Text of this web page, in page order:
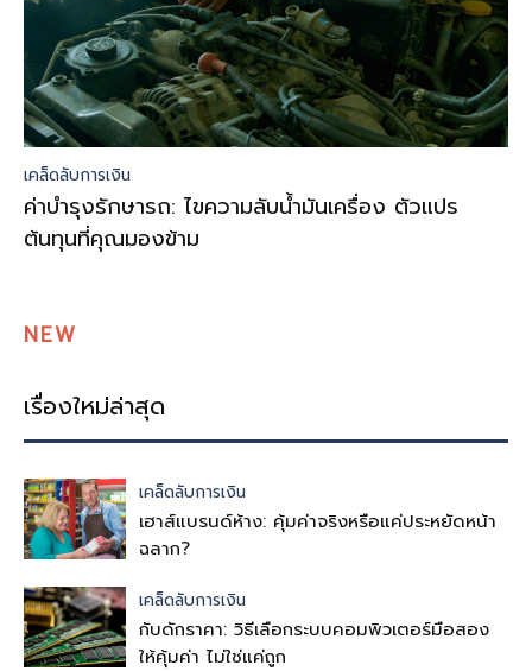
เคล็ดลับการเงิน
ค่าบำรุงรักษารถ: ไขความลับน้ำมันเครื่อง ตัวแปร
ต้นทุนที่คุณมองข้าม
NEW
เรื่องใหม่ล่าสุด
เคล็ดลับการเงิน
เฮาส์แบรนด์ห้าง: คุ้มค่าจริงหรือแค่ประหยัดหน้า
ฉลาก?
เคล็ดลับการเงิน
กับดักราคา: วิธีเลือกระบบคอมพิวเตอร์มือสอง
ให้คุ้มค่า ไม่ใช่แค่ถูก